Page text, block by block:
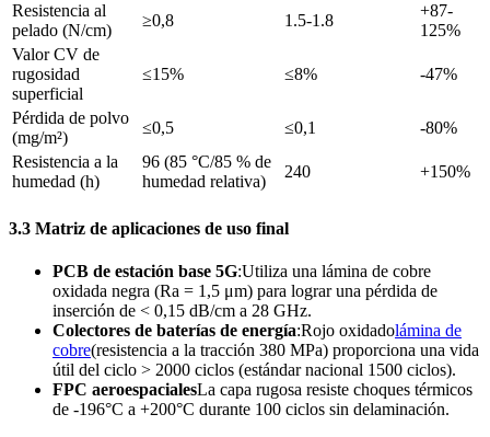
Resistencia al
pelado (N/cm)
≥0,8 1.5-1.8
+87-
125%
Valor CV de
rugosidad
superficial
≤15% ≤8% -47%
Pérdida de polvo
(mg/m²)
≤0,5 ≤0,1
-80%
Resistencia a la
humedad (h)
96 (85 °C/85 % de
humedad relativa)
240 +150%
3.3 Matriz de aplicaciones de uso final
PCB de estación base 5G:Utiliza una lámina de cobre
oxidada negra (Ra = 1,5 μm) para lograr una pérdida de
inserción de < 0,15 dB/cm a 28 GHz.
Colectores de baterías de energía:Rojo oxidadolámina de
cobre(resistencia a la tracción 380 MPa) proporciona una vida
útil del ciclo > 2000 ciclos (estándar nacional 1500 ciclos).
FPC aeroespacialesLa capa rugosa resiste choques térmicos
de -196°C a +200°C durante 100 ciclos sin delaminación.